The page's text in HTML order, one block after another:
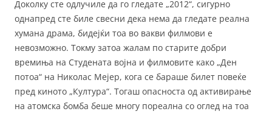
Доколку сте одлучиле да го гледате „2012“, сигурно
однапред сте биле свесни дека нема да гледате реална
хумана драма, бидејќи тоа во вакви филмови е
невозможно. Токму затоа жалам по старите добри
времиња на Студената војна и филмовите како „Ден
потоа“ на Николас Мејер, кога се бараше билет повеќе
пред киното „Култура“. Тогаш опасноста од активирање
на атомска бомба беше многу пореална со оглед на тоа